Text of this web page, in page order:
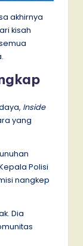
akhirnya
kisah
Inside
yang
Polisi
nangkep
Dia